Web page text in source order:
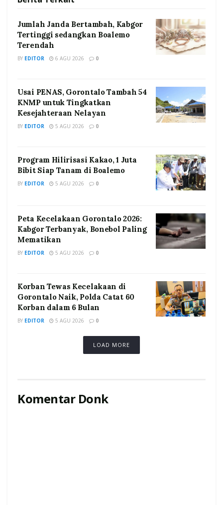
Jumlah Janda Bertambah, Kabgor
Tertinggi sedangkan Boalemo
Terendah
BY EDITOR 6 AGU 2026 0
Usai PENAS, Gorontalo Tambah 54
KNMP untuk Tingkatkan
Kesejahteraan Nelayan
BY EDITOR 5 AGU 2026 0
Program Hilirisasi Kakao, 1 Juta
Bibit Siap Tanam di Boalemo
BY EDITOR 5 AGU 2026 0
Peta Kecelakaan Gorontalo 2026:
Kabgor Terbanyak, Bonebol Paling
Mematikan
BY EDITOR 5 AGU 2026 0
Korban Tewas Kecelakaan di
Gorontalo Naik, Polda Catat 60
Korban dalam 6 Bulan
BY EDITOR 5 AGU 2026 0
LOAD MORE
Komentar Donk